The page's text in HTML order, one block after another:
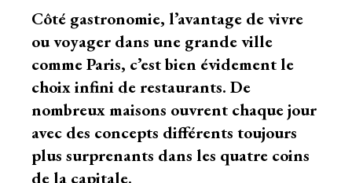
Côté gastronomie, l’avantage de vivre
ou voyager dans une grande ville
comme Paris, c’est bien évidement le
choix infini de restaurants. De
nombreux maisons ouvrent chaque jour
avec des concepts différents toujours
plus surprenants dans les quatre coins
de la capitale.